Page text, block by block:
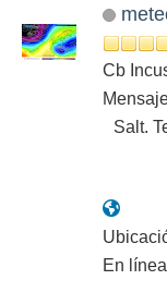
Cb
Salt.
En línea